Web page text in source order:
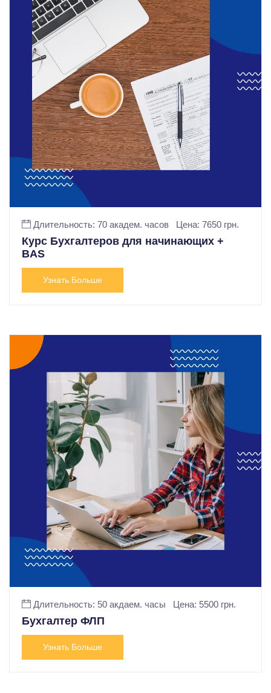
Длительность: 70 академ. часов Цена: 7650 грн.
Курс Бухгалтеров для начинающих +
BAS
Узнать Больше
Длительность: 50 акдаем. часы Цена: 5500 грн.
Бухгалтер ФЛП
Узнать Больше